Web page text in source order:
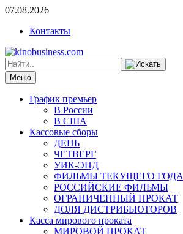
07.08.2026
Контакты
Меню
График премьер
В России
В США
Кассовые сборы
ДЕНЬ
ЧЕТВЕРГ
УИК-ЭНД
ФИЛЬМЫ ТЕКУЩЕГО ГОДА
РОССИЙСКИЕ ФИЛЬМЫ
ОГРАНИЧЕННЫЙ ПРОКАТ
ДОЛЯ ДИСТРИБЬЮТОРОВ
Касса мирового проката
МИРОВОЙ ПРОКАТ